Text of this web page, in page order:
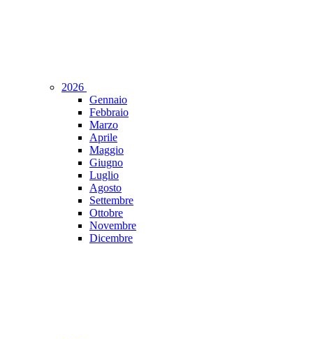
2026
Gennaio
Febbraio
Marzo
Aprile
Maggio
Giugno
Luglio
Agosto
Settembre
Ottobre
Novembre
Dicembre